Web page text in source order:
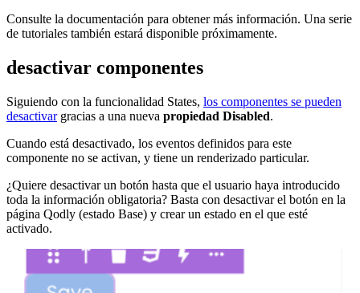
Consulte la documentación para obtener más información. Una serie
de tutoriales también estará disponible próximamente.
desactivar componentes
Siguiendo con la funcionalidad States, los componentes se pueden
desactivargracias a una nueva propiedad Disabled.
Cuando está desactivado, los eventos definidos para este
componente no se activan, y tiene un renderizado particular.
¿Quiere desactivar un botón hasta que el usuario haya introducido
toda la información obligatoria? Basta con desactivar el botón en la
página Qodly (estado Base) y crear un estado en el que esté
activado.